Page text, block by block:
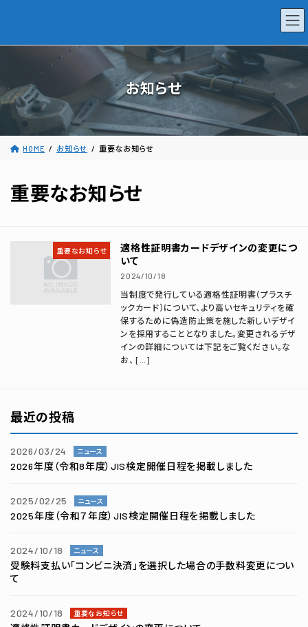
ン
ス
キ
ー
ン
に
お知らせ
HOME お知らせ 重要なお知らせ
重要なお知らせ
重要なお知らせ
適格性証明書カードデザインの変更につ
いて
2024/10/18
当制度で発行している適格性証明書（プラスチ
ックカード）について、より高いセキュリティを確
保するために偽造防止策を施した新しいデザイ
ンを採用することとなりました。変更されるデザ
インの詳細については下記をご覧ください。な
お、 […]
最近の投稿
2026/03/24 ニュース
2026年度（令和8年度）JIS検定開催日程を掲載しました
2025/02/25 ニュース
2025年度（令和７年度）JIS検定開催日程を掲載しました
2024/10/18 ニュース
受験料支払い「コンビニ決済」を選択した場合の手数料変更につい
て
2024/10/18 重要なお知らせ